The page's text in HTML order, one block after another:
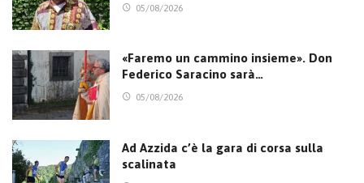
05/08/2026
«Faremo un cammino insieme». Don
Federico Saracino sarà…
05/08/2026
Ad Azzida c’è la gara di corsa sulla
scalinata